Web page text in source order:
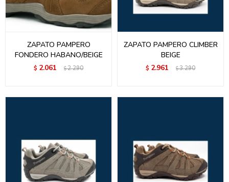
ZAPATO PAMPERO
FONDERO HABANO/BEIGE
$ 2.061 $2.290
ZAPATO PAMPERO CLIMBER
BEIGE
$ 2.961 $3.290